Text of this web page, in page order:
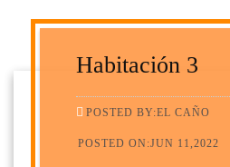
Habitación 3
POSTED BY:EL CAÑO
POSTED ON:JUN 11,2022